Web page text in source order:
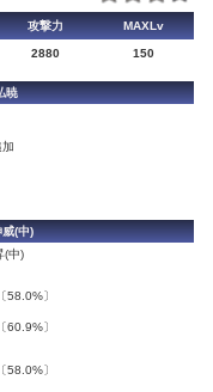
攻撃力 MAXLv
2880 150
暁
(中)
(中)
58.0%〕
60.9%〕
58.0%〕